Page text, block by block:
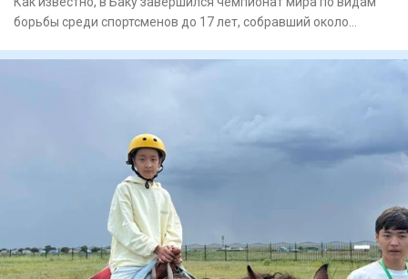
борьбы среди спортсменов до 17 лет, собравший около